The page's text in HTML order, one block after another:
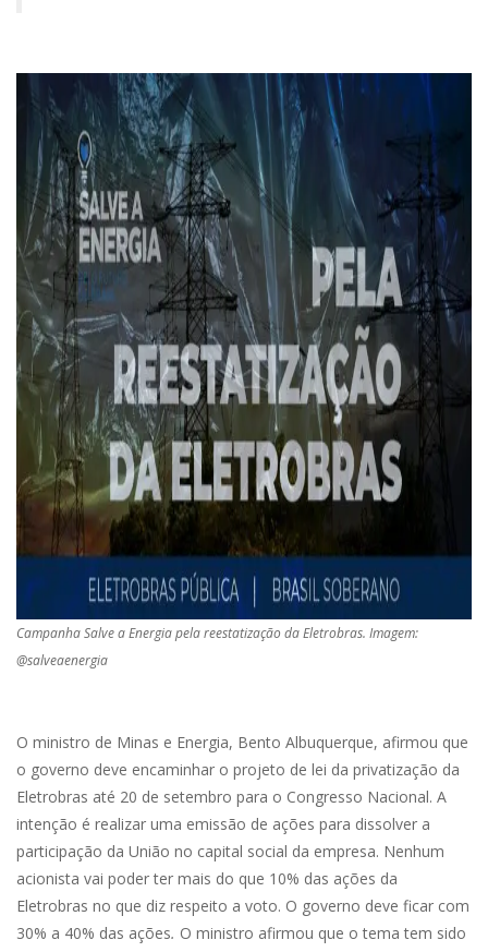
Campanha Salve a Energia pela reestatização da Eletrobras. Imagem:
@salveaenergia
O ministro de Minas e Energia, Bento Albuquerque, afirmou que
o governo deve encaminhar o projeto de lei da privatização da
Eletrobras até 20 de setembro para o Congresso Nacional. A
intenção é realizar uma emissão de ações para dissolver a
participação da União no capital social da empresa. Nenhum
acionista vai poder ter mais do que 10% das ações da
Eletrobras no que diz respeito a voto. O governo deve ficar com
30% a 40% das ações. O ministro afirmou que o tema tem sido